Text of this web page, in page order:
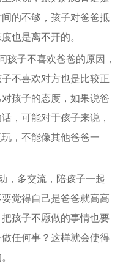
的不够，孩子对爸爸抵
也是离不开的。
孩子不喜欢爸爸的原因，
不喜欢对方也是比较正
孩子的态度，如果说爸
，可能对于孩子来说，
，不能像其他爸爸一
，多交流，陪孩子一起
觉得自己是爸爸就高高
孩子不愿做的事情也要
任何事？这样就会使得